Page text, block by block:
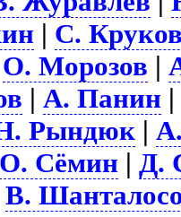
| С.
О. Морозов |
|А. Панин
Рындюк |
О. Сёмин |Д.
В.